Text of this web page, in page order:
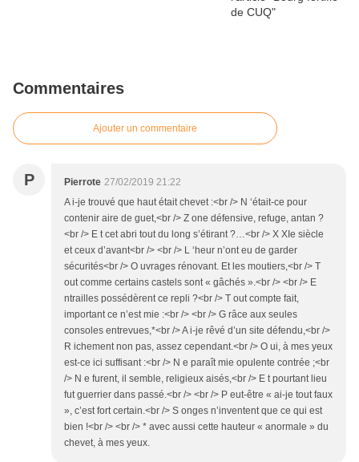
Commentaires
Ajouter un commentaire
P Pierrote 27/02/2019 21:22
A i-je trouvé que haut était chevet :<br /> N ‘était-ce pour
contenir aire de guet,<br /> Z one défensive, refuge, antan ?
<br /> E t cet abri tout du long s’étirant ?…<br /> X XIe siècle
et ceux d’avant<br /> <br /> L ‘heur n’ont eu de garder
sécurités<br /> O uvrages rénovant. Et les moutiers,<br /> T
out comme certains castels sont « gâchés ».<br /> <br /> E
ntrailles possédèrent ce repli ?<br /> T out compte fait,
important ce n’est mie :<br /> <br /> G râce aux seules
consoles entrevues,*<br /> A i-je rêvé d’un site défendu,<br />
R ichement non pas, assez cependant.<br /> O ui, à mes yeux
est-ce ici suffisant :<br /> N e paraît mie opulente contrée ;<br
/> N e furent, il semble, religieux aisés,<br /> E t pourtant lieu
fut guerrier dans passé.<br /> <br /> P eut-être « ai-je tout faux
», c’est fort certain.<br /> S onges n’inventent que ce qui est
bien !<br /> <br /> * avec aussi cette hauteur « anormale » du
chevet, à mes yeux.